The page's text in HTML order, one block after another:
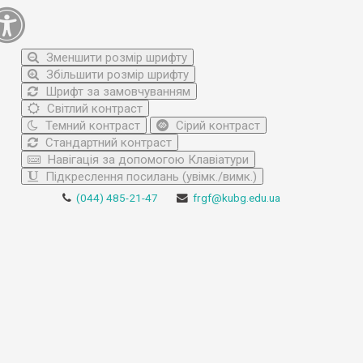
Зменшити розмір шрифту
Збільшити розмір шрифту
Шрифт за замовчуванням
Світлий контраст
Темний контраст
Сірий контраст
Стандартний контраст
Навігація за допомогою Клавіатури
Підкреслення посилань (увімк./вимк.)
(044) 485-21-47 frgf@kubg.edu.ua